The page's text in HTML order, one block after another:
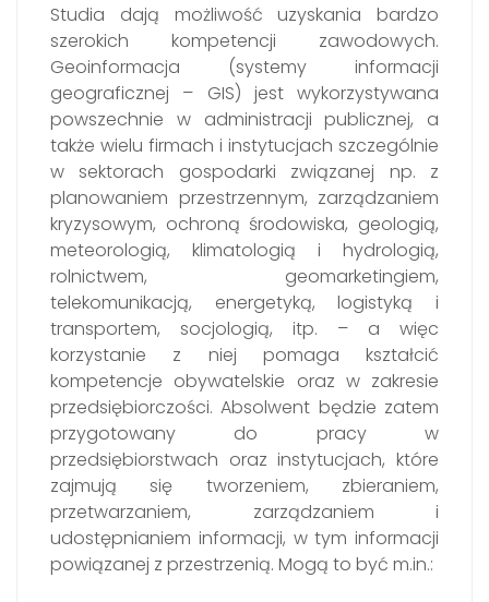
Studia dają możliwość uzyskania bardzo
szerokich kompetencji zawodowych.
Geoinformacja (systemy informacji
geograficznej – GIS) jest wykorzystywana
powszechnie w administracji publicznej, a
także wielu firmach i instytucjach szczególnie
w sektorach gospodarki związanej np. z
planowaniem przestrzennym, zarządzaniem
kryzysowym, ochroną środowiska, geologią,
meteorologią, klimatologią i hydrologią,
rolnictwem, geomarketingiem,
telekomunikacją, energetyką, logistyką i
transportem, socjologią, itp. – a więc
korzystanie z niej pomaga kształcić
kompetencje obywatelskie oraz w zakresie
przedsiębiorczości. Absolwent będzie zatem
przygotowany do pracy w
przedsiębiorstwach oraz instytucjach, które
zajmują się tworzeniem, zbieraniem,
przetwarzaniem, zarządzaniem i
udostępnianiem informacji, w tym informacji
powiązanej z przestrzenią. Mogą to być m.in.: